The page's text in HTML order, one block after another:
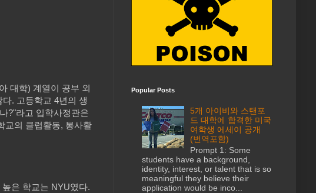
대학) 계열이 공부 외
. 고등학교 4년의 생
?"라고 입학사정관은
교의 클럽활동, 봉사활
은 학교는 NYU였다.
Popular Posts
5개 아이비와 스탠포
드 대학에 합격한 미국
여학생 에세이 공개
(번역포함)
Prompt 1: Some
students have a background,
identity, interest, or talent that is so
meaningful they believe their
application would be inco...